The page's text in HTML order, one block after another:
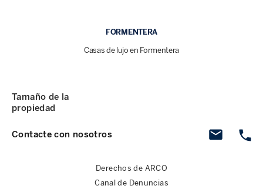
FORMENTERA
Casas de lujo en Formentera
Contacte con nosotros
Tamaño de la
propiedad
Derechos de ARCO
Canal de Denuncias